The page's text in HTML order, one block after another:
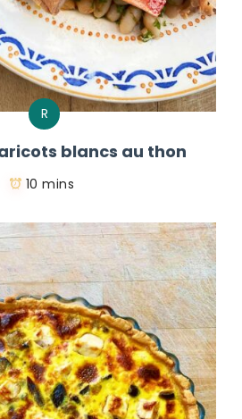
R
blancs au thon
10 mins